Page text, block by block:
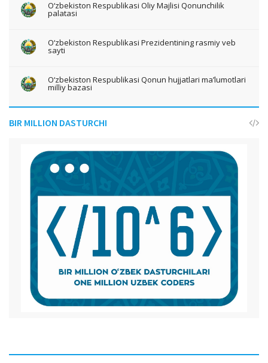
O‘zbekiston Respublikasi Oliy Majlisi Qonunchilik
palatasi
O‘zbekiston Respublikasi Prezidentining rasmiy veb
sayti
O‘zbekiston Respublikasi Qonun hujjatlari ma’lumotlari
milliy bazasi
BIR MILLION DASTURCHI